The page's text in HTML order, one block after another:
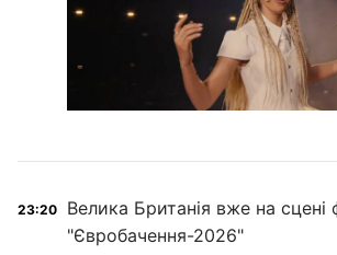
23:20
Велика Британія вже на сцені
"Євробачення-2026"